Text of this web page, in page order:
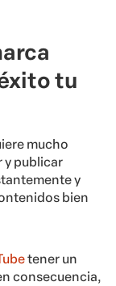
tu
mucho
y publicar
y
bien
tener un
consecuencia,